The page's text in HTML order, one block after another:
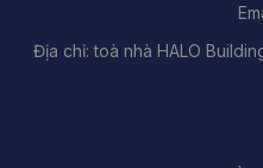
Địa chỉ: toà nhà HALO